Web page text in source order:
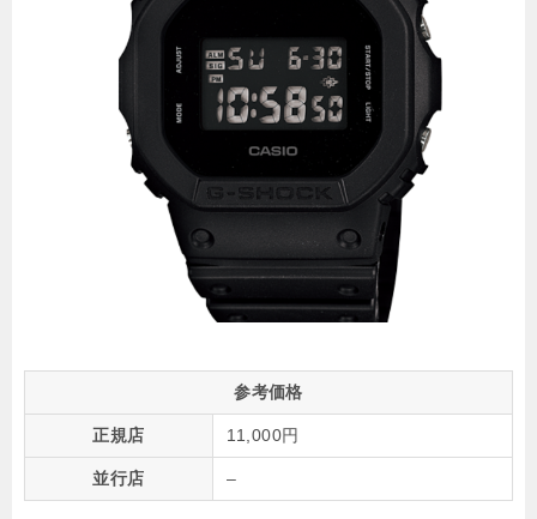
参考価格
正規店 11,000円
並行店 –